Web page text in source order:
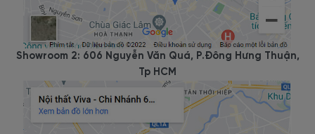
Showroom 2: 606 Nguyễn Văn Quá, P.Đông Hưng Thuận,
Tp HCM